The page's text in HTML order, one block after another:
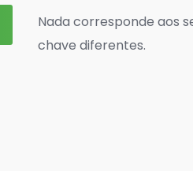
Nada corresponde aos
chave diferentes.